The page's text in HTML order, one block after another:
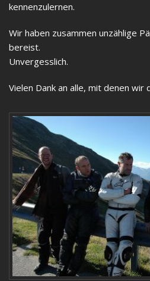
kennenzulernen.
Wir haben zusammen unzählige
bereist.
Unvergesslich.
Vielen Dank an alle, mit denen wir